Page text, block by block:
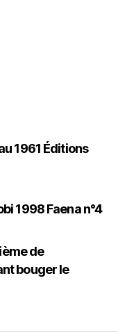
1961 Éditions
1998 Faena n°4
de
bouger le